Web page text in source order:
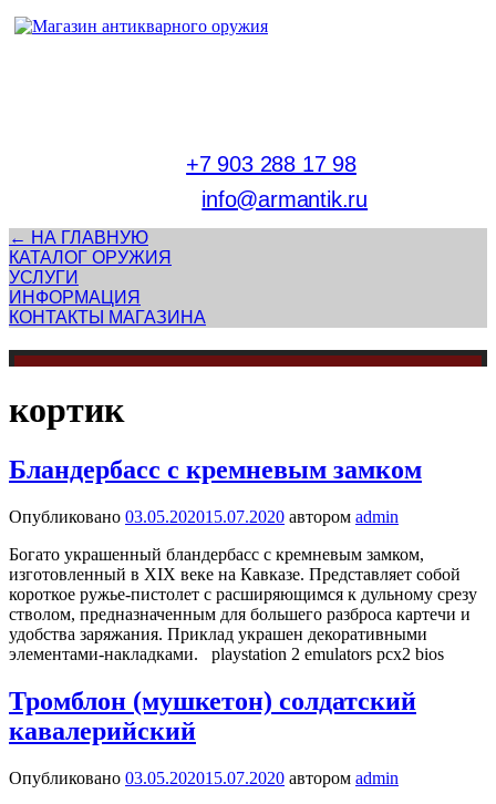
+7 903 288 17 98
info@armantik.ru
← НА ГЛАВНУЮ
КАТАЛОГ ОРУЖИЯ
УСЛУГИ
ИНФОРМАЦИЯ
КОНТАКТЫ МАГАЗИНА
кортик
Бландербасс с кремневым замком
Опубликовано 03.05.202015.07.2020 автором admin
Богато украшенный бландербасс с кремневым замком,
изготовленный в XIX веке на Кавказе. Представляет собой
короткое ружье-пистолет с расширяющимся к дульному срезу
стволом, предназначенным для большего разброса картечи и
удобства заряжания. Приклад украшен декоративными
элементами-накладками. playstation 2 emulators pcx2 bios
Тромблон (мушкетон) солдатский
кавалерийский
Опубликовано 03.05.202015.07.2020 автором admin